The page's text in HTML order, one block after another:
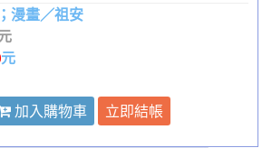
漫畫／祖安
元
加入購物車 立即結帳